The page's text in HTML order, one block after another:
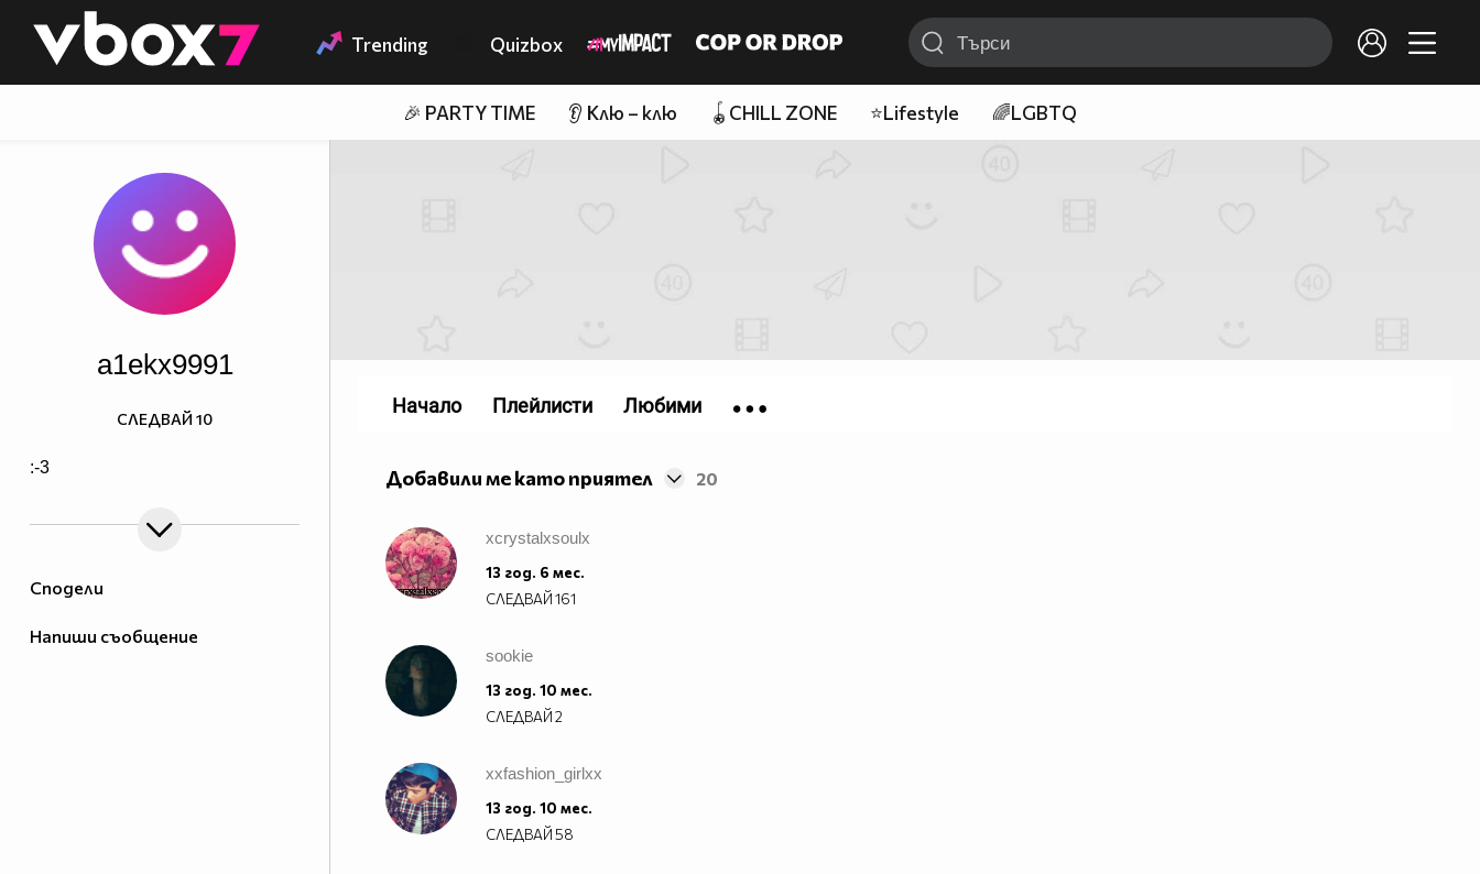
👾 Trending Quizbox
🎉 PARTY TIME 👂 Клю – клю 🪀CHILL ZONE ⭐Lifestyle 🌈LGBTQ
Сподели
Напиши съобщение
a1ekx9991
:-3
СЛЕДВАЙ 10
Добавили ме като приятел 20
xcrystalxsoulx
13 год. 6 мес.
СЛЕДВАЙ161
sookie
13 год. 10 мес.
СЛЕДВАЙ2
xxfashion_girlxx
13 год. 10 мес.
СЛЕДВАЙ58
Начало Плейлисти Любими